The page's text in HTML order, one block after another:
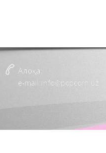
Алоқа:
e-mail:info@popcorn.uz